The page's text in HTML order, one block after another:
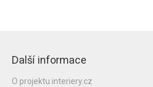
Další informace
O projektu interiery.cz